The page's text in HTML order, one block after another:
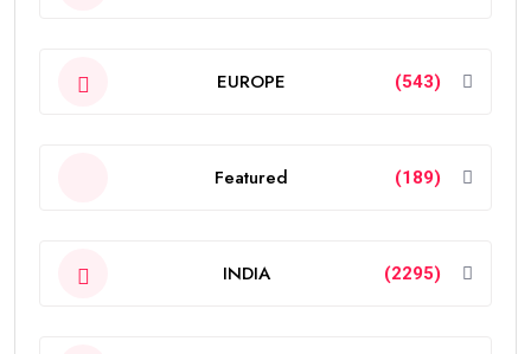
EUROPE (543)
Featured (189)
INDIA (2295)